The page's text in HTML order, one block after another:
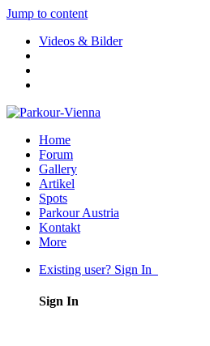
Jump to content
Videos & Bilder
Home
Forum
Gallery
Artikel
Spots
Parkour Austria
Kontakt
More
Existing user? Sign In
Sign In